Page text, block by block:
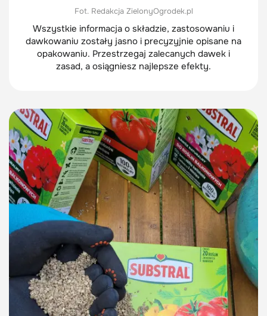
Fot. Redakcja ZielonyOgrodek.pl
Wszystkie informacja o składzie, zastosowaniu i
dawkowaniu zostały jasno i precyzyjnie opisane na
opakowaniu. Przestrzegaj zalecanych dawek i
zasad, a osiągniesz najlepsze efekty.